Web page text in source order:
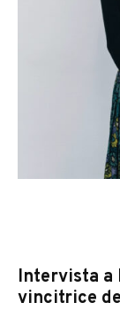
Intervista a
vincitrice